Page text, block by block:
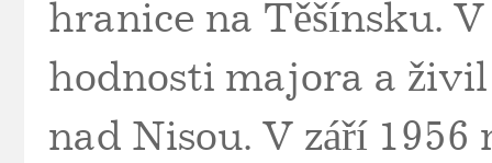
hranice na Těšínsku.
hodnosti majora a
nad Nisou. V září